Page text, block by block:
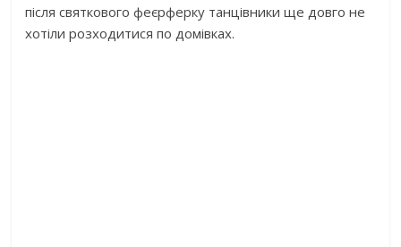
після святкового феєрферку танцівники ще довго не
хотіли розходитися по домівках.